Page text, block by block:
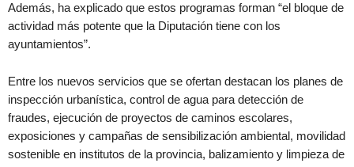
Además, ha explicado que estos programas forman “el bloque de
actividad más potente que la Diputación tiene con los
ayuntamientos”.
Entre los nuevos servicios que se ofertan destacan los planes de
inspección urbanística, control de agua para detección de
fraudes, ejecución de proyectos de caminos escolares,
exposiciones y campañas de sensibilización ambiental, movilidad
sostenible en institutos de la provincia, balizamiento y limpieza de